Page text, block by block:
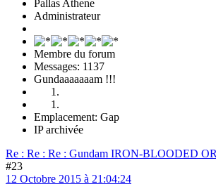
Pallas Athene
Administrateur
Membre du forum
Messages: 1137
Gundaaaaaaam !!!
Emplacement: Gap
IP archivée
Re : Re : Re : Gundam IRON-BLOODED
#23
12 Octobre 2015 à 21:04:24